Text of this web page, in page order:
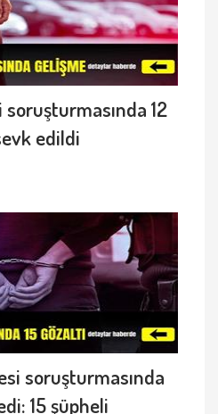
12
edildi
soruşturmasında
15 şüpheli